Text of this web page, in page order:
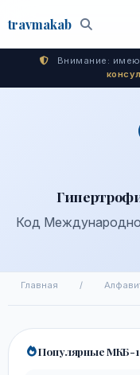
travmakab Поиск
Внимание:
Код
Главная /
Популярные МКБ-